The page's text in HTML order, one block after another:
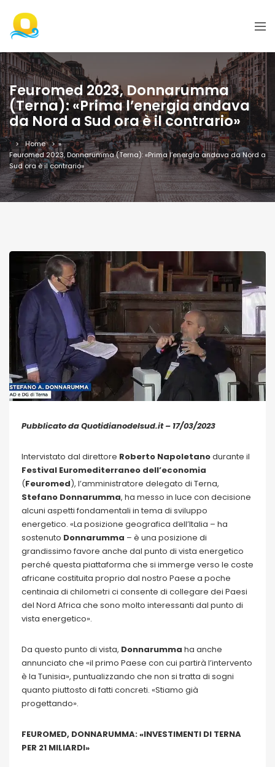
Feuromed 2023, Donnarumma
(Terna): «Prima l’energia andava
da Nord a Sud ora è il contrario»
Home
»
Feuromed 2023, Donnarumma (Terna): «Prima l’energia andava da Nord a
Sud ora è il contrario»
Pubblicato da Quotidianodelsud.it – 17/03/2023
Intervistato dal direttore Roberto Napoletanodurante il
Festival Euromediterraneo dell’economia
(Feuromed), l’amministratore delegato di Terna,
Stefano Donnarumma, ha messo in luce con decisione
alcuni aspetti fondamentali in tema di sviluppo
energetico. «La posizione geografica dell’Italia – ha
sostenuto Donnarumma – è una posizione di
grandissimo favore anche dal punto di vista energetico
perché questa piattaforma che si immerge verso le coste
africane costituita proprio dal nostro Paese a poche
centinaia di chilometri ci consente di collegare dei Paesi
del Nord Africa che sono molto interessanti dal punto di
vista energetico».
Da questo punto di vista, Donnarumma ha anche
annunciato che «il primo Paese con cui partirà l’intervento
è la Tunisia», puntualizzando che non si tratta di sogni
quanto piuttosto di fatti concreti. «Stiamo già
progettando».
FEUROMED, DONNARUMMA: «INVESTIMENTI DI TERNA
PER 21 MILIARDI»